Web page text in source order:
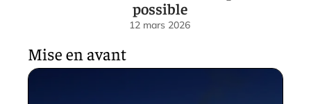
possible
12 mars 2026
Mise en avant